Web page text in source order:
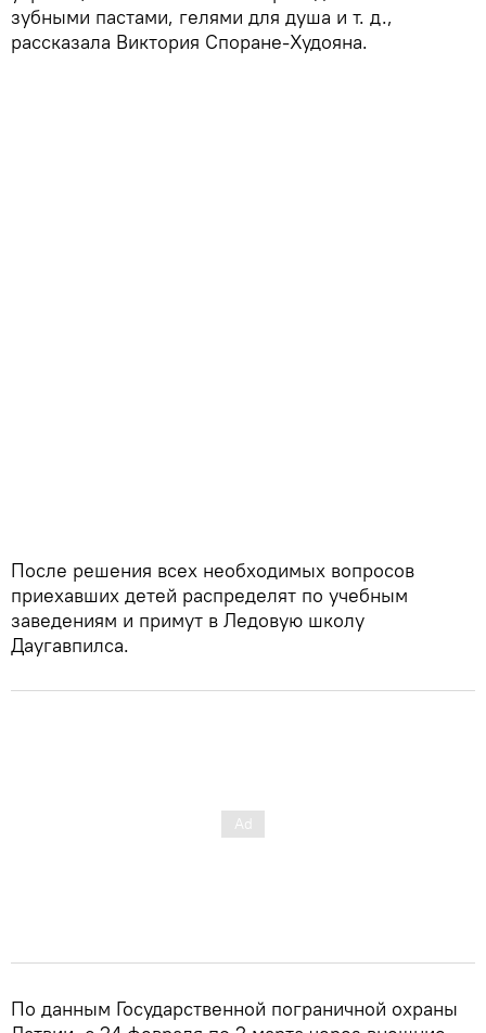
зубными пастами, гелями для душа и т. д.,
рассказала Виктория Споране-Худояна.
После решения всех необходимых вопросов
приехавших детей распределят по учебным
заведениям и примут в Ледовую школу
Даугавпилса.
По данным Государственной пограничной охраны